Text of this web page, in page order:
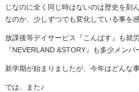
じなのに全く同じ時はないのは歴史を刻
なのか、少しずつでも変化している事を
放課後等デイサービス『こんぱす』も就
『NEVERLAND &STORY』も多少メンバ
新学期が始まりましたが、今年はどんな
では、また♪